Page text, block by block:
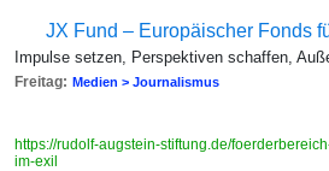
JX Fund – Europäischer Fonds
Impulse setzen, Perspektiven schaffen,
Freitag: Medien > Journalismus
https://rudolf-augstein-stiftung.de/
im-exil